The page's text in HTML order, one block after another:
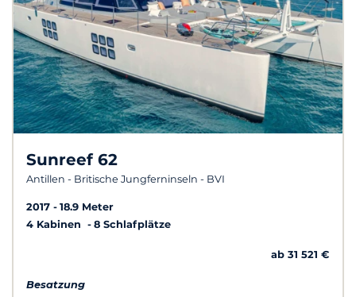
Sunreef 62
Antillen - Britische Jungferninseln - BVI
2017
18.9 Meter
4 Kabinen
8 Schlafplätze
ab 31 521 €
Besatzung